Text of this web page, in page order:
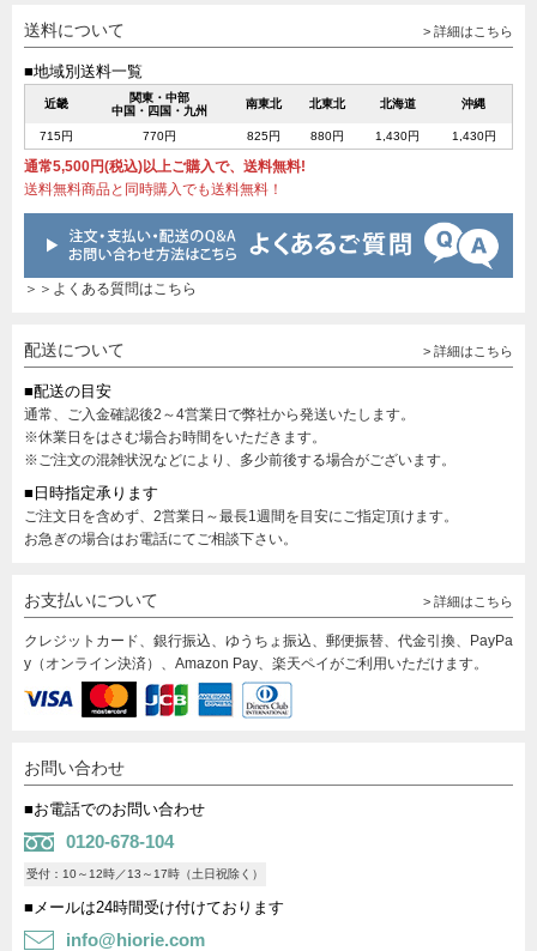
送料について > 詳細はこちら
■地域別送料一覧
近畿
関東・中部
中国・四国・九州
南東北 北東北 北海道 沖縄
715円 770円 825円 880円 1,430円 1,430円
通常5,500円(税込)以上ご購入で、送料無料!
送料無料商品と同時購入でも送料無料！
＞＞よくある質問はこちら
配送について > 詳細はこちら
■配送の目安
通常、ご入金確認後2～4営業日で弊社から発送いたします。
※休業日をはさむ場合お時間をいただきます。
※ご注文の混雑状況などにより、多少前後する場合がございます。
■日時指定承ります
ご注文日を含めず、2営業日～最長1週間を目安にご指定頂けます。
お急ぎの場合はお電話にてご相談下さい。
お支払いについて > 詳細はこちら
クレジットカード、銀行振込、ゆうちょ振込、郵便振替、代金引換、PayPa
y（オンライン決済）、Amazon Pay、楽天ペイがご利用いただけます。
お問い合わせ
■お電話でのお問い合わせ
0120-678-104
受付：10～12時／13～17時（土日祝除く）
■メールは24時間受け付けております
info@hiorie.com